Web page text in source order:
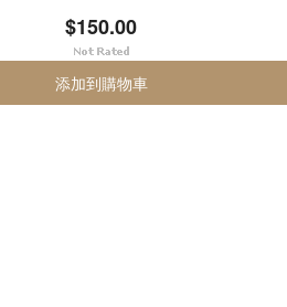
$150.00
添加到購物車